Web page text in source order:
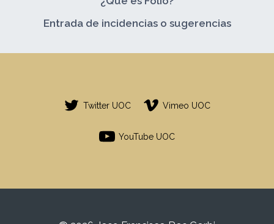
Entrada de incidencias o sugerencias
Twitter UOC Vimeo UOC
YouTube UOC